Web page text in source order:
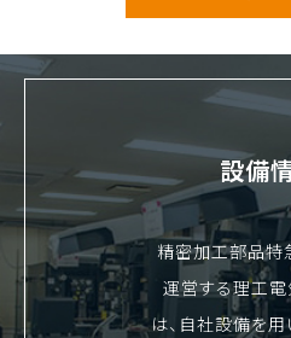
設備
精密加工部品特
運営する理工
は、自社設備を